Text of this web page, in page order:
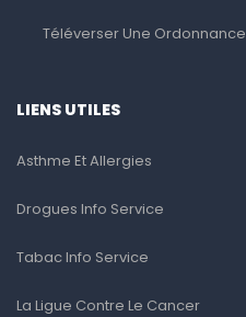
Téléverser Une Ordonnance
LIENS UTILES
Asthme Et Allergies
Drogues Info Service
Tabac Info Service
La Ligue Contre Le Cancer